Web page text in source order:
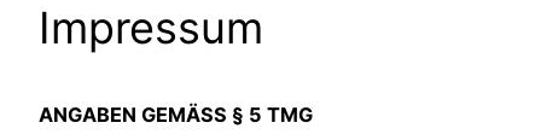
Impressum
ANGABEN GEMÄSS § 5 TMG